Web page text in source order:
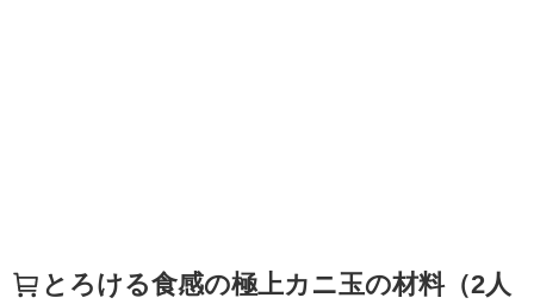
とろける食感の極上カニ玉の材料（2人